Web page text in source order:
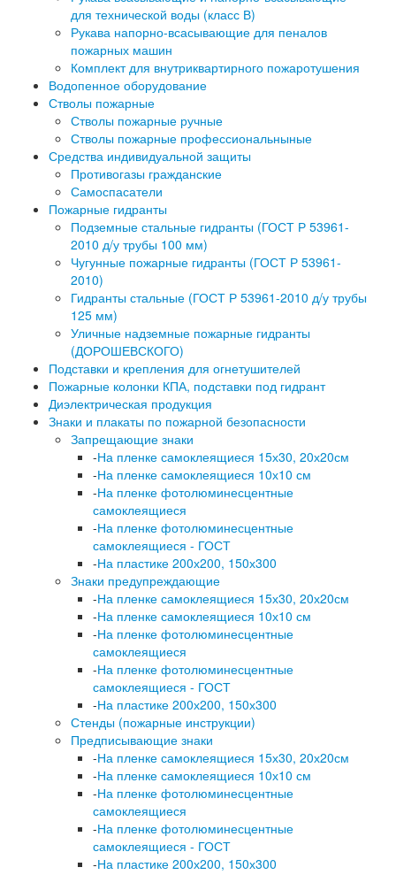
для технической воды (класс В)
Рукава напорно-всасывающие для пеналов
пожарных машин
Комплект для внутриквартирного пожаротушения
Водопенное оборудование
Стволы пожарные
Стволы пожарные ручные
Стволы пожарные профессиональныные
Средства индивидуальной защиты
Противогазы гражданские
Самоспасатели
Пожарные гидранты
Подземные стальные гидранты (ГОСТ Р 53961-
2010 д/у трубы 100 мм)
Чугунные пожарные гидранты (ГОСТ Р 53961-
2010)
Гидранты стальные (ГОСТ Р 53961-2010 д/у трубы
125 мм)
Уличные надземные пожарные гидранты
(ДОРОШЕВСКОГО)
Подставки и крепления для огнетушителей
Пожарные колонки КПА, подставки под гидрант
Диэлектрическая продукция
Знаки и плакаты по пожарной безопасности
Запрещающие знаки
-На пленке самоклеящиеся 15х30, 20х20см
-На пленке самоклеящиеся 10х10 см
-На пленке фотолюминесцентные
самоклеящиеся
-На пленке фотолюминесцентные
самоклеящиеся - ГОСТ
-На пластике 200х200, 150х300
Знаки предупреждающие
-На пленке самоклеящиеся 15х30, 20х20см
-На пленке самоклеящиеся 10х10 см
-На пленке фотолюминесцентные
самоклеящиеся
-На пленке фотолюминесцентные
самоклеящиеся - ГОСТ
-На пластике 200х200, 150х300
Стенды (пожарные инструкции)
Предписывающие знаки
-На пленке самоклеящиеся 15х30, 20х20см
-На пленке самоклеящиеся 10х10 см
-На пленке фотолюминесцентные
самоклеящиеся
-На пленке фотолюминесцентные
самоклеящиеся - ГОСТ
-На пластике 200х200, 150х300